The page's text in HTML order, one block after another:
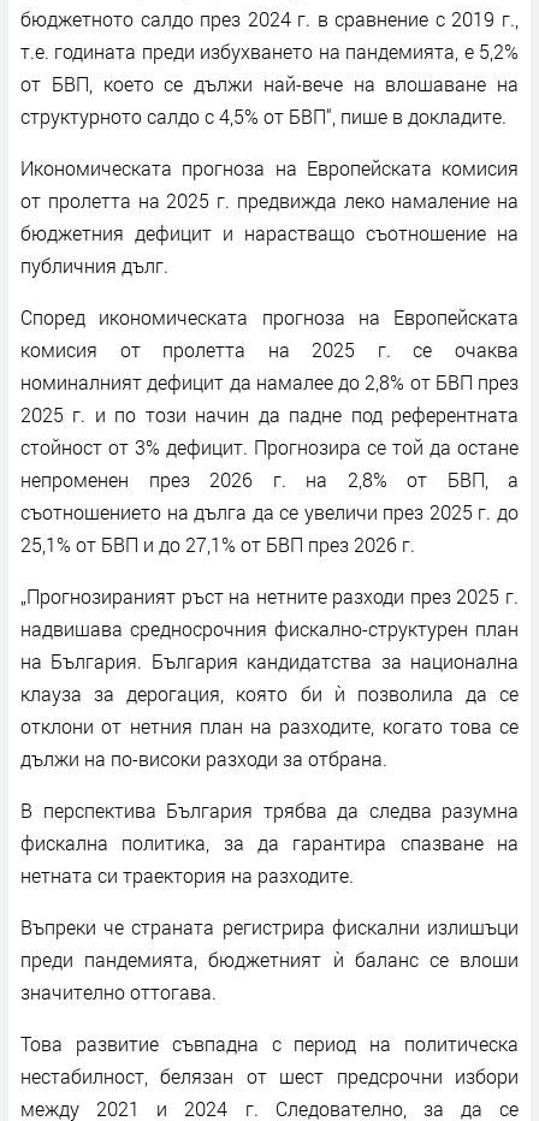
бюджетното салдо през 2024 г. в сравнение с 2019 г.,
т.е. годината преди избухването на пандемията, е 5,2%
от БВП, което се дължи най-вече на влошаване на
структурното салдо с 4,5% от БВП“, пише в докладите.
Икономическата прогноза на Европейската комисия
от пролетта на 2025 г. предвижда леко намаление на
бюджетния дефицит и нарастващо съотношение на
публичния дълг.
Според икономическата прогноза на Европейската
комисия от пролетта на 2025 г. се очаква
номиналният дефицит да намалее до 2,8% от БВП през
2025 г. и по този начин да падне под референтната
стойност от 3% дефицит. Прогнозира се той да остане
непроменен през 2026 г. на 2,8% от БВП, а
съотношението на дълга да се увеличи през 2025 г. до
25,1% от БВП и до 27,1% от БВП през 2026 г.
„Прогнозираният ръст на нетните разходи през 2025 г.
надвишава средносрочния фискално-структурен план
на България. България кандидатства за национална
клауза за дерогация, която би ѝ позволила да се
отклони от нетния план на разходите, когато това се
дължи на по-високи разходи за отбрана.
В перспектива България трябва да следва разумна
фискална политика, за да гарантира спазване на
нетната си траектория на разходите.
Въпреки че страната регистрира фискални излишъци
преди пандемията, бюджетният ѝ баланс се влоши
значително оттогава.
Това развитие съвпадна с период на политическа
нестабилност, белязан от шест предсрочни избори
между 2021 и 2024 г. Следователно, за да се